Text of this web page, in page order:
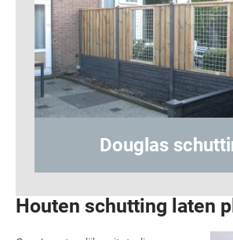
Hout-
Houten schutting laten